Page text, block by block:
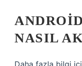
NASIL
Daha fazla bilgi